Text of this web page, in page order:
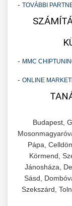
- TOVÁBBI
- MMC
- ONLINE
Budapest,
Pápa,
Körmend,
Jánosháza,
Sásd,
Szekszárd,